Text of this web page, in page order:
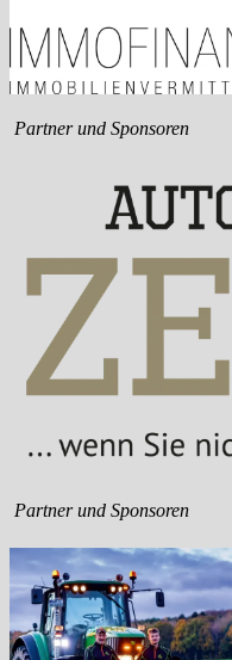
Partner und Sponsoren
Partner und Sponsoren